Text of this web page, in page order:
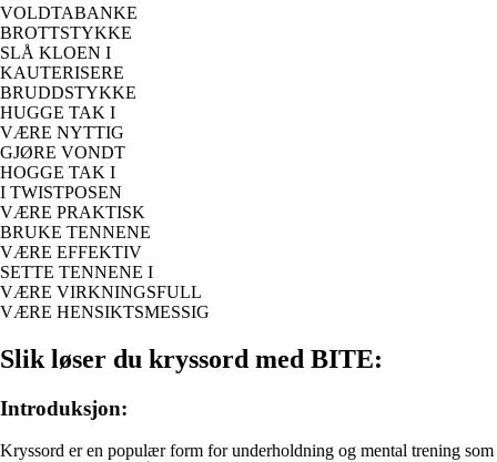
VOLDTABANKE
BROTTSTYKKE
SLÅ KLOEN I
KAUTERISERE
BRUDDSTYKKE
HUGGE TAK I
VÆRE NYTTIG
GJØRE VONDT
HOGGE TAK I
I TWISTPOSEN
VÆRE PRAKTISK
BRUKE TENNENE
VÆRE EFFEKTIV
SETTE TENNENE I
VÆRE VIRKNINGSFULL
VÆRE HENSIKTSMESSIG
Slik løser du kryssord med BITE:
Introduksjon:
Kryssord er en populær form for underholdning og mental trening som